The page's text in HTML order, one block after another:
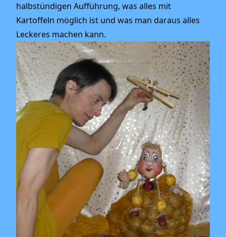
halbstündigen Aufführung, was alles mit
Kartoffeln möglich ist und was man daraus alles
Leckeres machen kann.